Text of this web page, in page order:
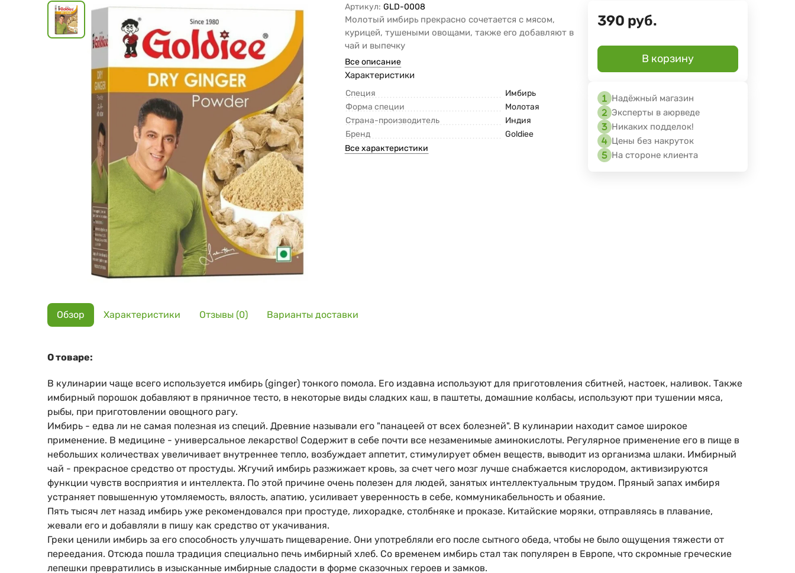
Артикул: GLD-0008
Молотый имбирь прекрасно сочетается с мясом,
курицей, тушеными овощами, также его добавляют в
чай и выпечку
Все описание
Характеристики
Специя
Имбирь
Форма специи
Молотая
Страна-производитель
Индия
Бренд
Goldiee
Все характеристики
390 руб.
В корзину
Надёжный магазин
Эксперты в аюрведе
Никаких подделок!
Цены без накруток
На стороне клиента
Обзор Характеристики Отзывы (0) Варианты доставки
О товаре:
В кулинарии чаще всего используется имбирь (ginger) тонкого помола. Его издавна используют для приготовления сбитней, настоек, наливок. Также
имбирный порошок добавляют в пряничное тесто, в некоторые виды сладких каш, в паштеты, домашние колбасы, используют при тушении мяса,
рыбы, при приготовлении овощного рагу.
Имбирь - едва ли не самая полезная из специй. Древние называли его "панацеей от всех болезней". В кулинарии находит самое широкое
применение. В медицине - универсальное лекарство! Содержит в себе почти все незаменимые аминокислоты. Регулярное применение его в пище в
небольших количествах увеличивает внутреннее тепло, возбуждает аппетит, стимулирует обмен веществ, выводит из организма шлаки. Имбирный
чай - прекрасное средство от простуды. Жгучий имбирь разжижает кровь, за счет чего мозг лучше снабжается кислородом, активизируются
функции чувств восприятия и интеллекта. По этой причине очень полезен для людей, занятых интеллектуальным трудом. Пряный запах имбиря
устраняет повышенную утомляемость, вялость, апатию, усиливает уверенность в себе, коммуникабельность и обаяние.
Пять тысяч лет назад имбирь уже рекомендовался при простуде, лихорадке, столбняке и проказе. Китайские моряки, отправляясь в плавание,
жевали его и добавляли в пишу как средство от укачивания.
Греки ценили имбирь за его способность улучшать пищеварение. Они употребляли его после сытного обеда, чтобы не было ощущения тяжести от
переедания. Отсюда пошла традиция специально печь имбирный хлеб. Со временем имбирь стал так популярен в Европе, что скромные греческие
лепешки превратились в изысканные имбирные сладости в форме сказочных героев и замков.